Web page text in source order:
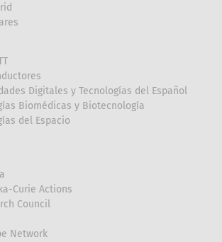
Digitales y Tecnologías del Español
Biomédicas y Biotecnología
del Espacio
Curie Actions
Council
Network